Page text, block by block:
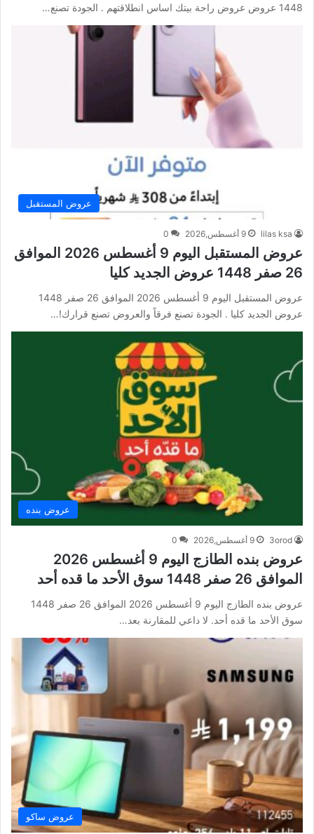
1448 عروض عروض راحة بيتك اساس انطلاقتهم . الجودة تصنع…
عروض المستقبل
lilas ksa 9 أغسطس,2026 0
عروض المستقبل اليوم 9 أغسطس 2026 الموافق
26 صفر 1448 عروض الجديد كليا
عروض المستقبل اليوم 9 أغسطس 2026 الموافق 26 صفر 1448
عروض الجديد كليا . الجودة تصنع فرقاً والعروض تصنع قرارك!…
عروض بنده
3orod 9 أغسطس,2026 0
عروض بنده الطازج اليوم 9 أغسطس 2026
الموافق 26 صفر 1448 سوق الأحد ما قده أحد
عروض بنده الطازج اليوم 9 أغسطس 2026 الموافق 26 صفر 1448
سوق الأحد ما قده أحد. لا داعي للمقارنة بعد…
عروض ساكو